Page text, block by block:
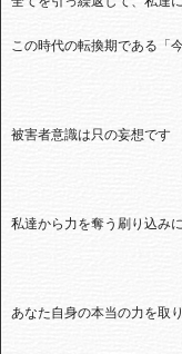
この時代の転換期である「
被害者意識は只の妄想です
私達から力を奪う刷り込み
あなた自身の本当の力を取